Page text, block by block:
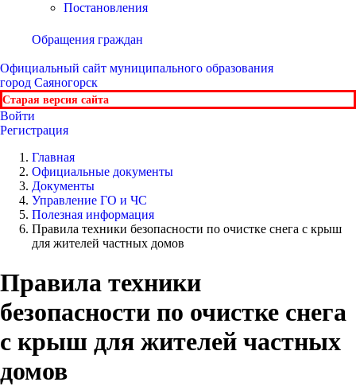
Постановления
Обращения граждан
Официальный сайт муниципального образования
город Саяногорск
Старая версия сайта
Войти
Регистрация
Главная
Официальные документы
Документы
Управление ГО и ЧС
Полезная информация
Правила техники безопасности по очистке снега с крыш
для жителей частных домов
Правила техники
безопасности по очистке снега
с крыш для жителей частных
домов